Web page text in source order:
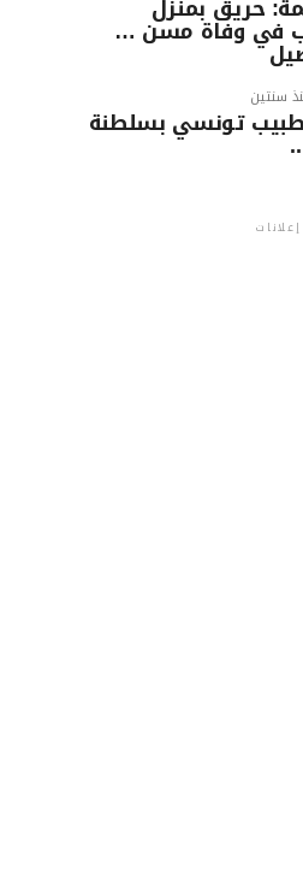
في وفاة مسن …
سنتين
تونسي بسلطنة
إعلانات